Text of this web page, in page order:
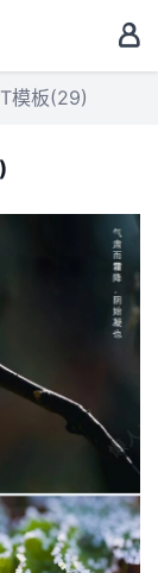
模板(29)